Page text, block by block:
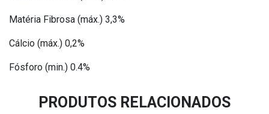
Matéria Fibrosa (máx.) 3,3%
Cálcio (máx.) 0,2%
Fósforo (min.) 0.4%
PRODUTOS RELACIONADOS